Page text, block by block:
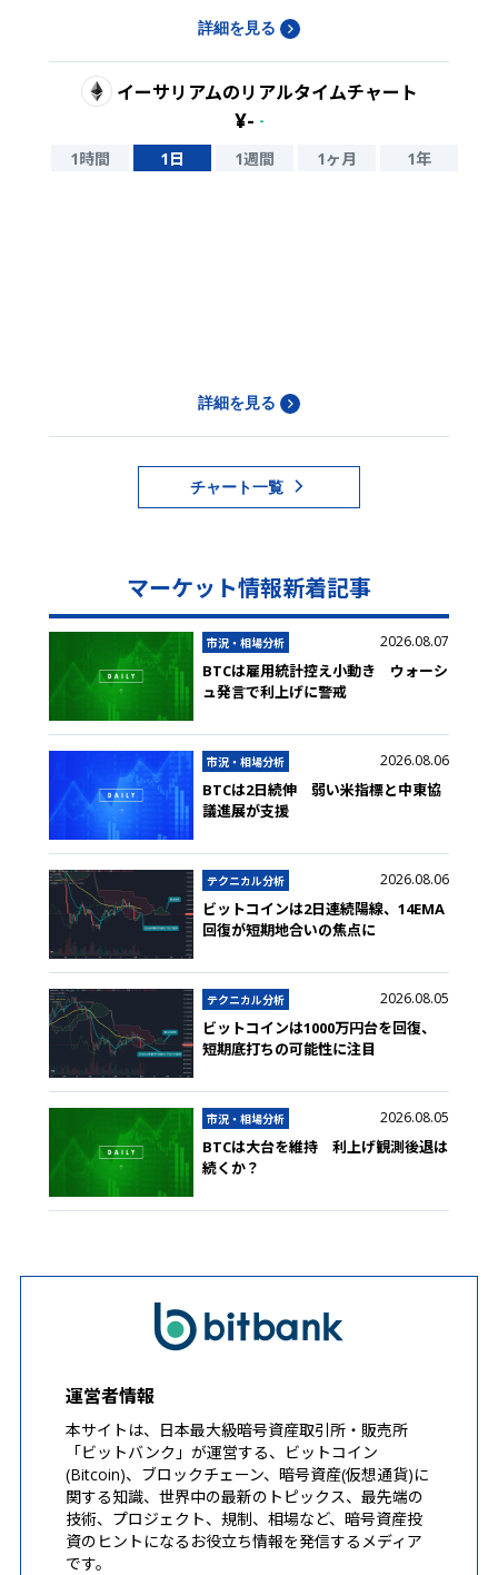
詳細を見る
イーサリアムのリアルタイムチャート
¥- -
1時間 1日 1週間 1ヶ月 1年
詳細を見る
チャート一覧
マーケット情報新着記事
市況・相場分析 2026.08.07
BTCは雇用統計控え小動き ウォーシ
ュ発言で利上げに警戒
市況・相場分析 2026.08.06
BTCは2日続伸 弱い米指標と中東協
議進展が支援
テクニカル分析 2026.08.06
ビットコインは2日連続陽線、14EMA
回復が短期地合いの焦点に
テクニカル分析 2026.08.05
ビットコインは1000万円台を回復、
短期底打ちの可能性に注目
市況・相場分析 2026.08.05
BTCは大台を維持 利上げ観測後退は
続くか？
運営者情報
本サイトは、日本最大級暗号資産取引所・販売所
「ビットバンク」が運営する、ビットコイン
(Bitcoin)、ブロックチェーン、暗号資産(仮想通貨)に
関する知識、世界中の最新のトピックス、最先端の
技術、プロジェクト、規制、相場など、暗号資産投
資のヒントになるお役立ち情報を発信するメディア
です。